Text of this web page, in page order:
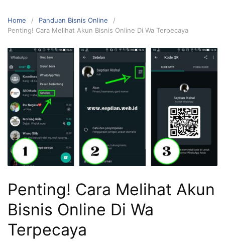
Home
Panduan Bisnis Online
Penting! Cara Melihat Akun Bisnis Online Di Wa Terpecaya
Penting! Cara Melihat Akun
Bisnis Online Di Wa
Terpecaya